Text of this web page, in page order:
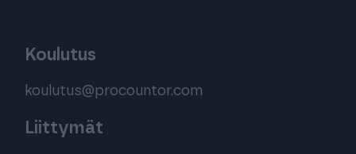
Koulutus
koulutus@procountor.com
Liittymät